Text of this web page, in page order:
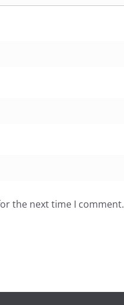
the next time I comment.